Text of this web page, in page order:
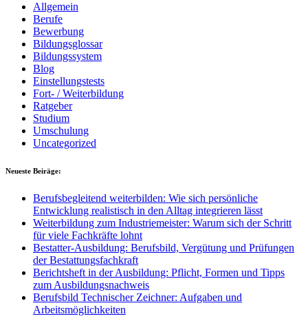
Allgemein
Berufe
Bewerbung
Bildungsglossar
Bildungssystem
Blog
Einstellungstests
Fort- / Weiterbildung
Ratgeber
Studium
Umschulung
Uncategorized
Neueste Beiräge:
Berufsbegleitend weiterbilden: Wie sich persönliche
Entwicklung realistisch in den Alltag integrieren lässt
Weiterbildung zum Industriemeister: Warum sich der Schritt
für viele Fachkräfte lohnt
Bestatter-Ausbildung: Berufsbild, Vergütung und Prüfungen
der Bestattungsfachkraft
Berichtsheft in der Ausbildung: Pflicht, Formen und Tipps
zum Ausbildungsnachweis
Berufsbild Technischer Zeichner: Aufgaben und
Arbeitsmöglichkeiten